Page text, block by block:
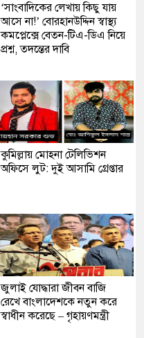
‘সাংবাদিকের লেখায় কিছু যায়
আসে না!’ বোরহানউদ্দিন স্বাস্থ্য
কমপ্লেক্সে বেতন-টিএ-ডিএ নিয়ে
প্রশ্ন, তদন্তের দাবি
কুমিল্লায় মোহনা টেলিভিশন
অফিসে লুট: দুই আসামি গ্রেপ্তার
জুলাই যোদ্ধারা জীবন বাজি
রেখে বাংলাদেশকে নতুন করে
স্বাধীন করেছে – গৃহায়ণমন্ত্রী